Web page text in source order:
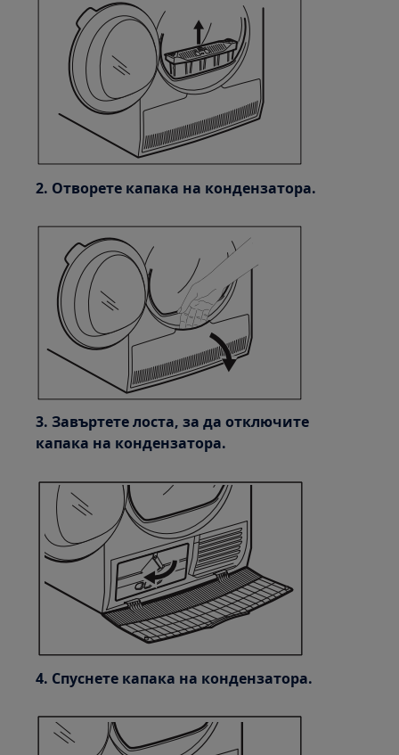
2. Отворете капака на кондензатора.
3. Завъртете лоста, за да отключите
капака на кондензатора.
4. Спуснете капака на кондензатора.